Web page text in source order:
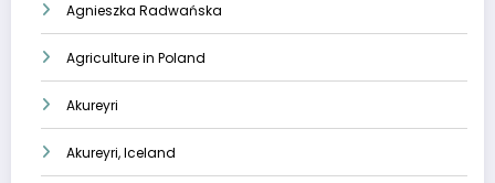
Agnieszka Radwańska
Agriculture in Poland
Akureyri
Akureyri, Iceland